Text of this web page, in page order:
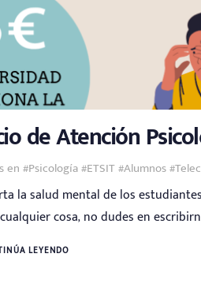
de Atención
en #Psicología #ETSIT #Alumnos
la salud mental de los
cosa, no dudes en
LEYENDO